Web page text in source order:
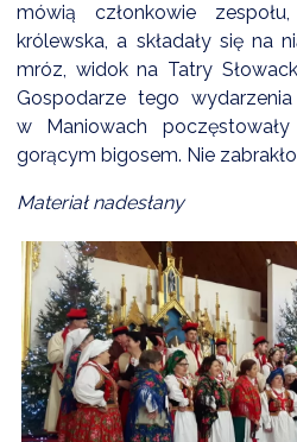
CZYSTE POWIETRZE
EWIDENCJA EMISYJNOŚCI
mówią członkowie
królewska, a składały się na
mróz, widok na Tatry
Gospodarze tego
w Maniowach
gorącym bigosem. Nie
Materiał nadesłany